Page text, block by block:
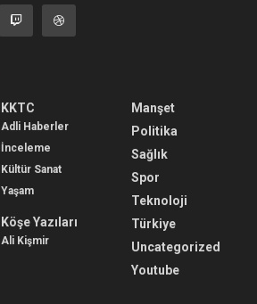
KKTC
Adli Haberler
İnceleme
Kültür Sanat
Yaşam
Köşe Yazıları
Ali Kişmir
Manşet
Politika
Sağlık
Spor
Teknoloji
Türkiye
Uncategorized
Youtube